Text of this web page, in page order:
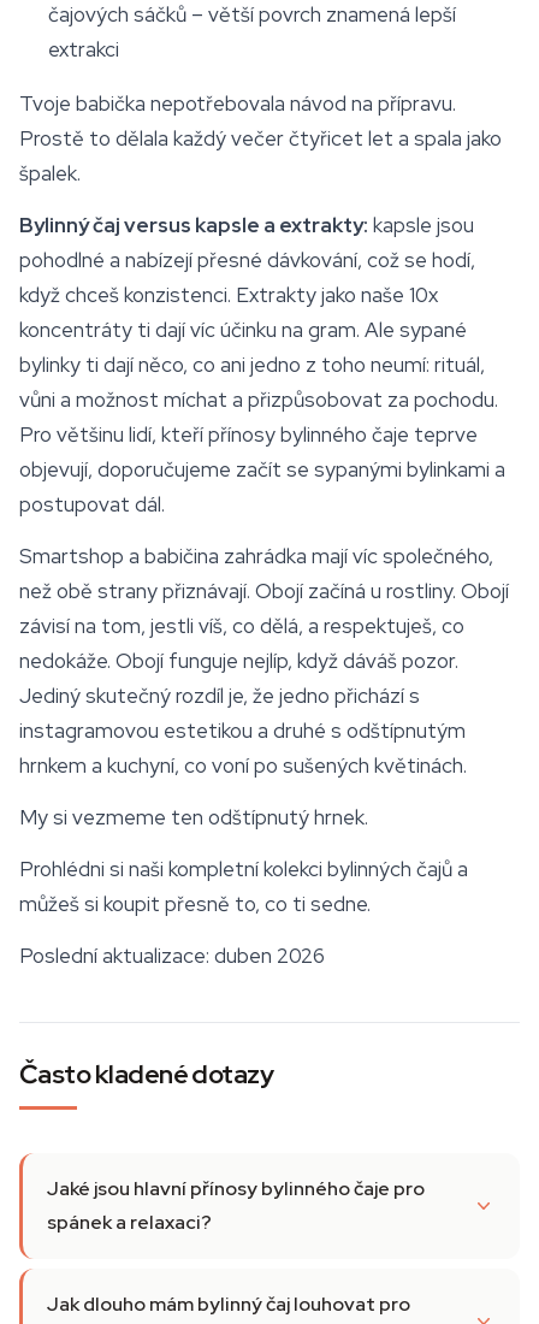
čajových sáčků – větší povrch znamená lepší
extrakci
Tvoje babička nepotřebovala návod na přípravu.
Prostě to dělala každý večer čtyřicet let a spala jako
špalek.
Bylinný čaj versus kapsle a extrakty: kapsle jsou
pohodlné a nabízejí přesné dávkování, což se hodí,
když chceš konzistenci. Extrakty jako naše 10x
koncentráty ti dají víc účinku na gram. Ale sypané
bylinky ti dají něco, co ani jedno z toho neumí: rituál,
vůni a možnost míchat a přizpůsobovat za pochodu.
Pro většinu lidí, kteří přínosy bylinného čaje teprve
objevují, doporučujeme začít se sypanými bylinkami a
postupovat dál.
Smartshop a babičina zahrádka mají víc společného,
než obě strany přiznávají. Obojí začíná u rostliny. Obojí
závisí na tom, jestli víš, co dělá, a respektuješ, co
nedokáže. Obojí funguje nejlíp, když dáváš pozor.
Jediný skutečný rozdíl je, že jedno přichází s
instagramovou estetikou a druhé s odštípnutým
hrnkem a kuchyní, co voní po sušených květinách.
My si vezmeme ten odštípnutý hrnek.
Prohlédni si naši kompletní kolekci bylinných čajů a
můžeš si koupit přesně to, co ti sedne.
Poslední aktualizace: duben 2026
Často kladené dotazy
Jaké jsou hlavní přínosy bylinného čaje pro
spánek a relaxaci?
Jak dlouho mám bylinný čaj louhovat pro